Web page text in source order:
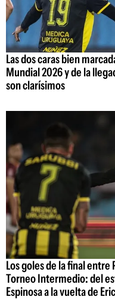
Las dos caras bien
Mundial 2026 y de la
son clarísimos
Los goles de la final entre
Torneo Intermedio: del
Espinosa a la vuelta de